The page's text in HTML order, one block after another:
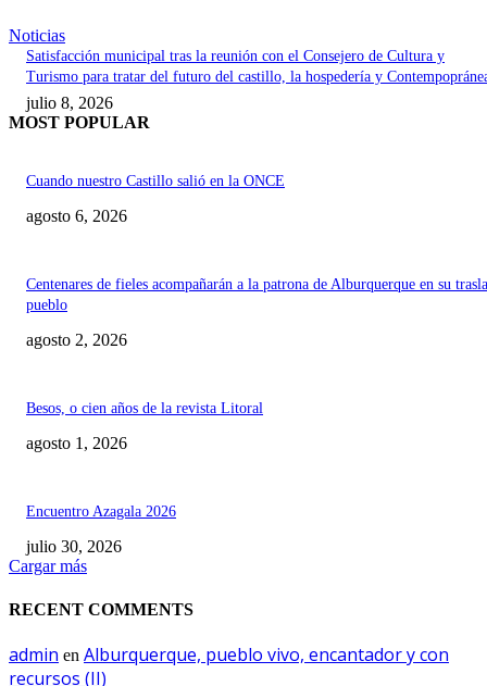
Noticias
Satisfacción municipal tras la reunión con el Consejero de Cultura y
Turismo para tratar del futuro del castillo, la hospedería y
julio 8, 2026
MOST POPULAR
Cuando nuestro Castillo salió en la ONCE
agosto 6, 2026
Centenares de fieles acompañarán a la patrona de Alburquerque en su
pueblo
agosto 2, 2026
Besos, o cien años de la revista Litoral
agosto 1, 2026
Encuentro Azagala 2026
julio 30, 2026
Cargar más
RECENT COMMENTS
admin en Alburquerque, pueblo vivo, encantador y con
recursos (II)